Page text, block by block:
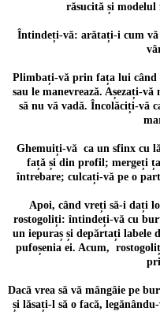
răsucită și
Întindeți-vă: arătați-i cum
Plimbați-vă prin fața lui când
sau le manevrează. Așezați-
să nu vă vadă. Încolăciți-vă
Ghemuiți-vă ca un sfinx cu
față și din profil; mergeți
întrebare; culcați-vă pe o
Apoi, când vreți să-i dați
rostogoliți: întindeți-vă cu
un iepuraș și depărtați labele
pufoșenia ei. Acum,
Dacă vrea să vă mângâie pe
și lăsați-l să o facă,